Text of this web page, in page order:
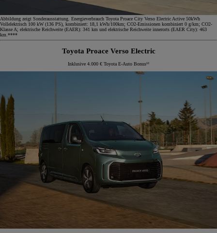
Abbildung zeigt Sonderausstattung. Energieverbrauch Toyota Proace City Verso Electric Active 50kWh
Vollelektrisch 100 kW (136 PS), kombiniert: 18,1 kWh/100km; CO2-Emissionen kombiniert 0 g/km; CO2-
Klasse A; elektrische Reichweite (EAER): 341 km und elektrische Reichweite innerorts (EAER City): 463
km.****
Toyota Proace Verso Electric
Inklusive 4.000 € Toyota E-Auto Bonus¹²